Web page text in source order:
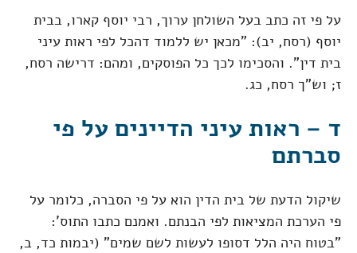
על פי זה כתב בעל השולחן ערוך, רבי יוסף קארו, בבית
יוסף (רסח, יב): "מכאן יש ללמוד דהכל לפי ראות עיני
בית דין". והסכימו לכך כל הפוסקים, ומהם: דרישה רסח,
ז; וש"ך רסח, כג.
ד – ראות עיני הדיינים על פי
סברתם
שיקול הדעת של בית הדין הוא על פי הסברה, כלומר על
פי הערכת המציאות לפי הבנתם. ואמנם כתבו התוס':
"בטוח היה הלל דסופו לעשות לשם שמים" (יבמות כד, ב,